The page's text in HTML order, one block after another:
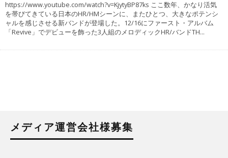
https://www.youtube.com/watch?v=KjytyBP87ks ここ数年、かなり活気
を帯びてきている日本のHR/HMシーンに、またひとつ、大きなポテンシ
ャルを感じさせる新バンドが登場した。12/16にファースト・アルバム
「Revive」でデビューを飾った3人組のメロディックHR/バンドTH...
メディア運営会社様募集